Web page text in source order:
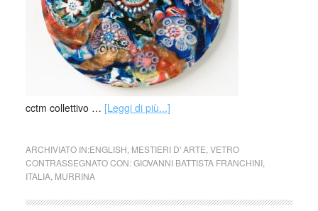
cctm collettivo … [Leggi di più...]
ARCHIVIATO IN:ENGLISH MESTIERI D' ARTE VETRO
CONTRASSEGNATO CON:GIOVANNI BATTISTA FRANCHINI,
ITALIA, MURRINA